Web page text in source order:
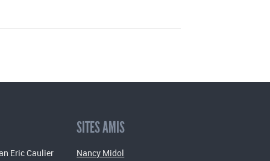
Eric Caulier
SITES AMIS
Nancy Midol